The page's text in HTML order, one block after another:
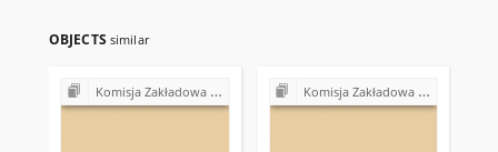
OBJECTS similar
Komisja Zakładowa NSZZ "Solidarność" przy Urzędzie Gminy w Bodzentynie Komisja Zakładowa NSZZ "Solidarność" przy Urzędzie Gminy w Bodzentynie